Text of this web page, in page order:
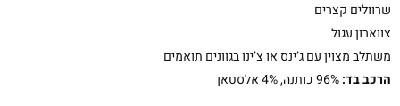
שרוולים קצרים
צווארון עגול
משתלב מצוין עם ג’ינס או צ’ינו בגוונים תואמים
הרכב בד: